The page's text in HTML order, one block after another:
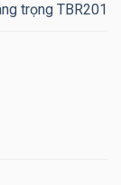
trọng TBR201